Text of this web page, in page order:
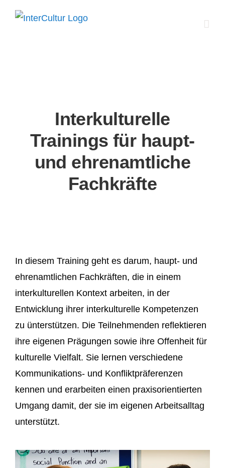
Zum
Interkulturelle
Trainings für haupt-
und ehrenamtliche
Fachkräfte
In diesem Training geht es darum, haupt- und
ehrenamtlichen Fachkräften, die in einem
interkulturellen Kontext arbeiten, in der
Entwicklung ihrer interkulturelle Kompetenzen
zu ünterstützen. Die Teilnehmenden reflektieren
ihre eigenen Prägungen sowie ihre Offenheit für
kulturelle Vielfalt. Sie lernen verschiedene
Kommunikations- und Konfliktpräferenzen
kennen und erarbeiten einen praxisorientierten
Umgang damit, der sie im eigenen Arbeitsalltag
unterstützt.